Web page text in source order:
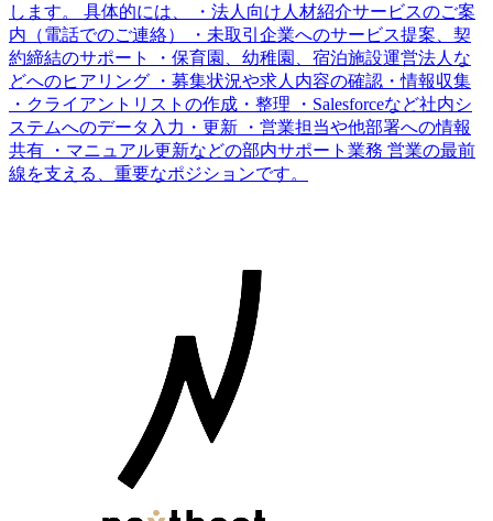
します。 具体的には、 ・法人向け人材紹介サービスのご案
内（電話でのご連絡） ・未取引企業へのサービス提案、契
約締結のサポート ・保育園、幼稚園、宿泊施設運営法人な
どへのヒアリング ・募集状況や求人内容の確認・情報収集
・クライアントリストの作成・整理 ・Salesforceなど社内シ
ステムへのデータ入力・更新 ・営業担当や他部署への情報
共有 ・マニュアル更新などの部内サポート業務 営業の最前
線を支える、重要なポジションです。